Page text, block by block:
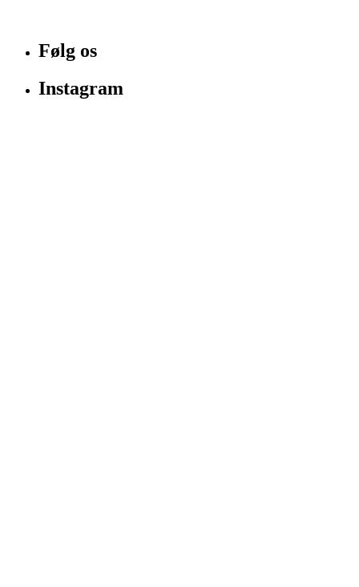
Følg os
Instagram